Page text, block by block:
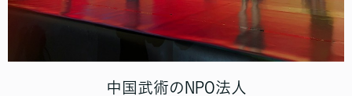
中国武術のNPO法人